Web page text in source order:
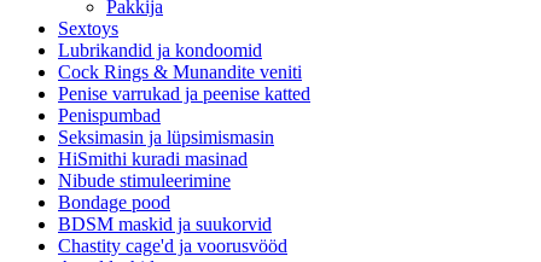
Pakkija
Sextoys
Lubrikandid ja kondoomid
Cock Rings & Munandite veniti
Penise varrukad ja peenise katted
Penispumbad
Seksimasin ja lüpsimismasin
HiSmithi kuradi masinad
Nibude stimuleerimine
Bondage pood
BDSM maskid ja suukorvid
Chastity cage'd ja voorusvööd